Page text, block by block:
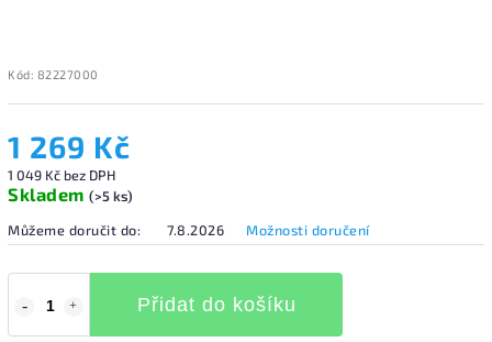
Kód: 82227000
1 269 Kč
1 049 Kč bez DPH
Skladem (>5 ks)
Můžeme doručit do:
7.8.2026 Možnosti doručení
Přidat do košíku